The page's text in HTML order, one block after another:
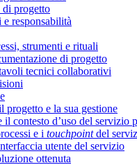
progetto
responsabilità
strumenti e rituali
di progetto
tecnici collaborativi
progetto e la sua gestione
il contesto d’uso del servizio
e i touchpointdel
utente del servizio
ottenuta